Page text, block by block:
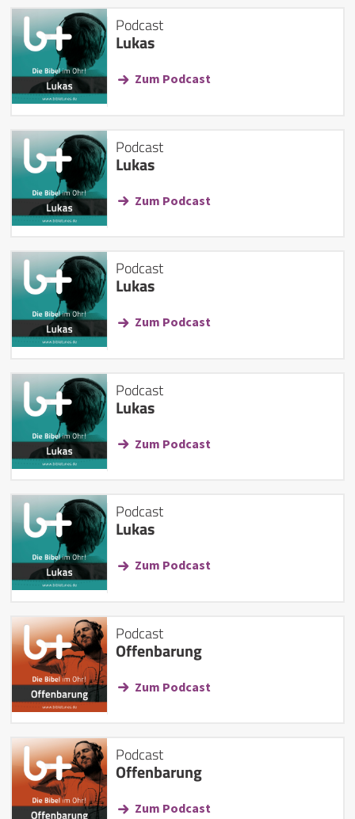
Podcast
Lukas
Zum Podcast
Podcast
Lukas
Zum Podcast
Podcast
Lukas
Zum Podcast
Podcast
Lukas
Zum Podcast
Podcast
Lukas
Zum Podcast
Podcast
Offenbarung
Zum Podcast
Podcast
Offenbarung
Zum Podcast